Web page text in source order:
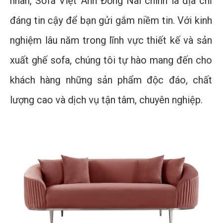
đáng tin cậy để bạn gửi gắm niềm tin. Với kinh
nghiệm lâu năm trong lĩnh vực thiết kế và sản
xuất ghế sofa, chúng tôi tự hào mang đến cho
khách hàng những sản phẩm độc đáo, chất
lượng cao và dịch vụ tận tâm, chuyên nghiệp.